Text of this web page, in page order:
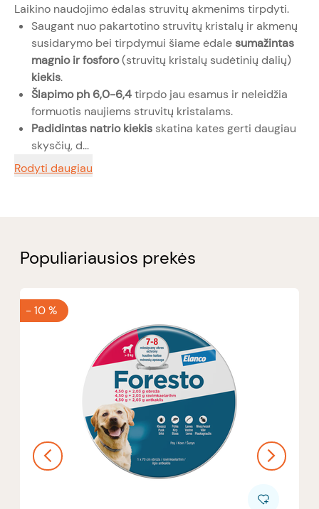
Laikino naudojimo ėdalas struvitų akmenims tirpdyti.
Saugant nuo pakartotino struvitų kristalų ir akmenų
susidarymo bei tirpdymui šiame ėdalesumažintas
magnio ir fosforo(struvitų kristalų sudėtinių dalių)
kiekis.
Šlapimo ph 6,0-6,4tirpdo jau esamus ir neleidžia
formuotis naujiems struvitų kristalams.
Padidintas natrio kiekis skatina kates gerti daugiau
skysčių, d...
Rodyti daugiau
Populiariausios prekės
-10 %